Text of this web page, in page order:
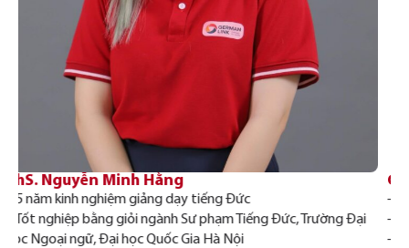
Cô Bùi Diệu Linh
– Hơn 7 năm kinh nghiệm giảng dạy tiếng Đức
– Tốt nghiệp Đại học ngành Ngôn ngữ Đức, trường ĐH Hà Nội
– Chứng chỉ C1 tiếng Đức của viện Goethe